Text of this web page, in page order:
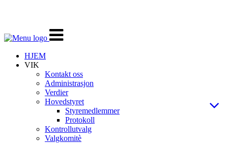
Veksle
navigasjon
HJEM
VIK
Kontakt oss
Administrasjon
Verdier
Hovedstyret
Styremedlemmer
Protokoll
Kontrollutvalg
Valgkomitè